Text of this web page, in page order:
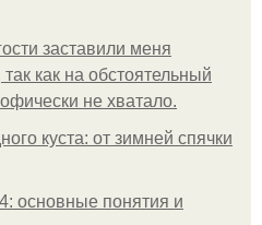
заставили меня
как на обстоятельный
не хватало.
куста: от зимней спячки
основные понятия и